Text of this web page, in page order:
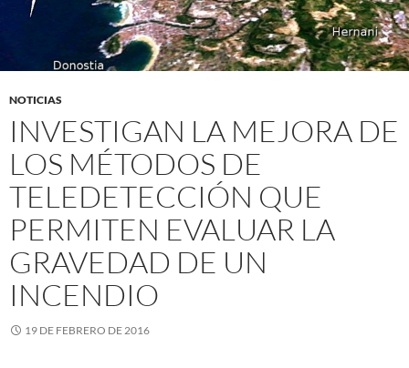
NOTICIAS
INVESTIGAN LA MEJORA DE
LOS MÉTODOS DE
TELEDETECCIÓN QUE
PERMITEN EVALUAR LA
GRAVEDAD DE UN
INCENDIO
19 DE FEBRERO DE 2016